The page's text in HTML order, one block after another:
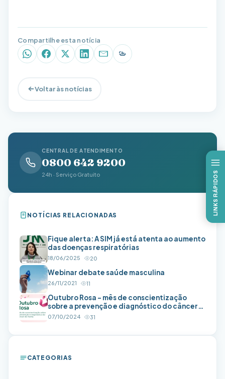
Compartilhe esta notícia
WhatsAppFacebookX (Twitter)
LinkedInE-mailCopiar link
Voltar às notícias
CENTRAL DE ATENDIMENTO
0800 642 9200
24h · Serviço Gratuito
NOTÍCIAS RELACIONADAS
Fique alerta: A SIM já está atenta ao aumento
das doenças respiratórias
18/06/2025 20
Webinar debate saúde masculina
26/11/2021 11
Outubro Rosa – mês de conscientização
sobre a prevenção e diagnóstico do câncer
de mama
07/10/2024 31
CATEGORIAS
LINKS RÁPIDOS